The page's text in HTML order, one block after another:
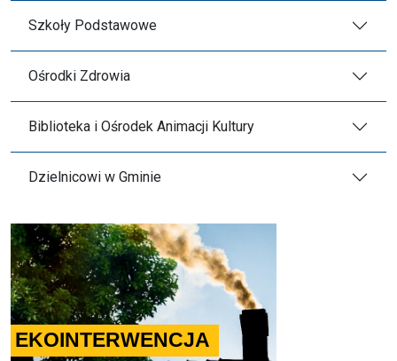
Szkoły Podstawowe
Ośrodki Zdrowia
Biblioteka i Ośrodek Animacji Kultury
Dzielnicowi w Gminie